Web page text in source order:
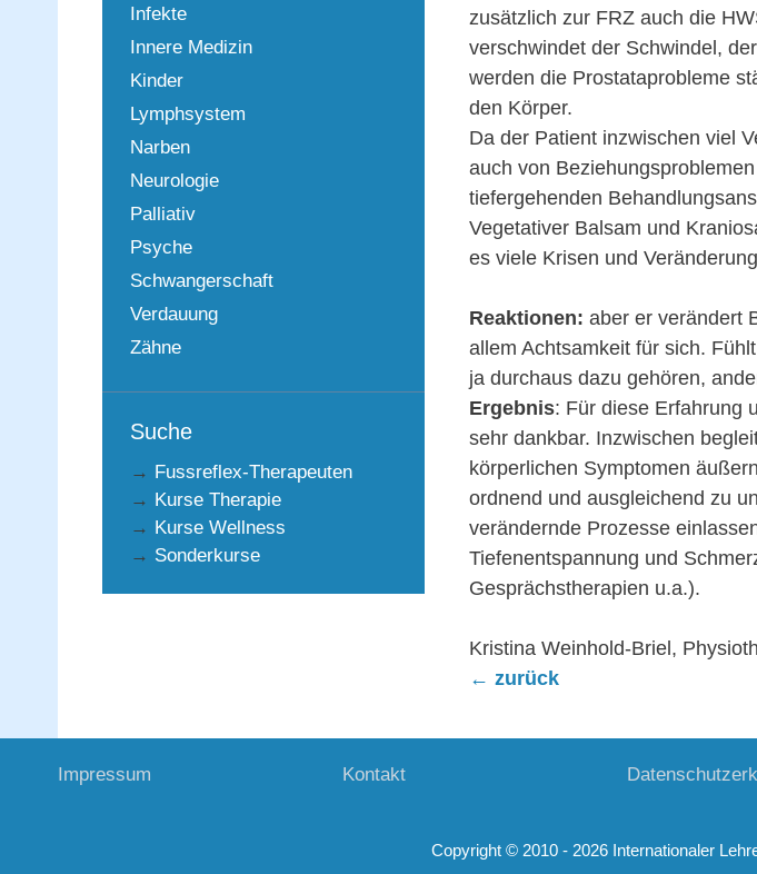
zusätzlich zur FRZ auch die
verschwindet der Schwindel,
werden die Prostataprobleme
den Körper.
Da der Patient inzwischen viel
auch von
tiefergehenden
Vegetativer Balsam und
es viele Krisen und
Reaktionen: aber er verändert
allem Achtsamkeit für sich.
ja durchaus dazu gehören,
Ergebnis: Für diese Erfahrung
sehr dankbar. Inzwischen
körperlichen Symptomen
ordnend und ausgleichend zu
verändernde Prozesse
Tiefenentspannung und
Gesprächstherapien u.a.).
Kristina Weinhold-Briel,
← zurück
Infekte
Innere Medizin
Kinder
Lymphsystem
Narben
Neurologie
Palliativ
Psyche
Schwangerschaft
Verdauung
Zähne
Suche
→ Fussreflex-Therapeuten
→ Kurse Therapie
→ Kurse Wellness
→ Sonderkurse
Impressum Kontakt
Copyright © 2010 - 2026 Internationaler